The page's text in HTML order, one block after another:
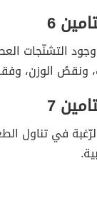
6
التشنّجات
ونقصُ الوزن،
7
في تناول